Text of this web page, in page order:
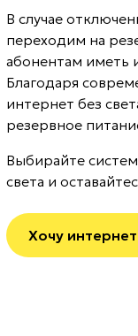
В случае
переходим на
абонентам иметь
Благодаря
интернет без
резервное
Выбирайте
света и
Хочу